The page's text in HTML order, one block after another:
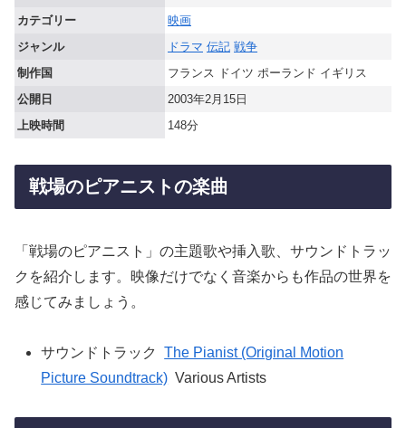
カテゴリー
映画
ジャンル
ドラマ 伝記 戦争
制作国
フランス ドイツ ポーランド イギリス
公開日
2003年2月15日
上映時間
148分
戦場のピアニストの楽曲
「戦場のピアニスト」の主題歌や挿入歌、サウンドトラッ
クを紹介します。映像だけでなく音楽からも作品の世界を
感じてみましょう。
サウンドトラック
The Pianist (Original Motion
Picture Soundtrack) Various Artists